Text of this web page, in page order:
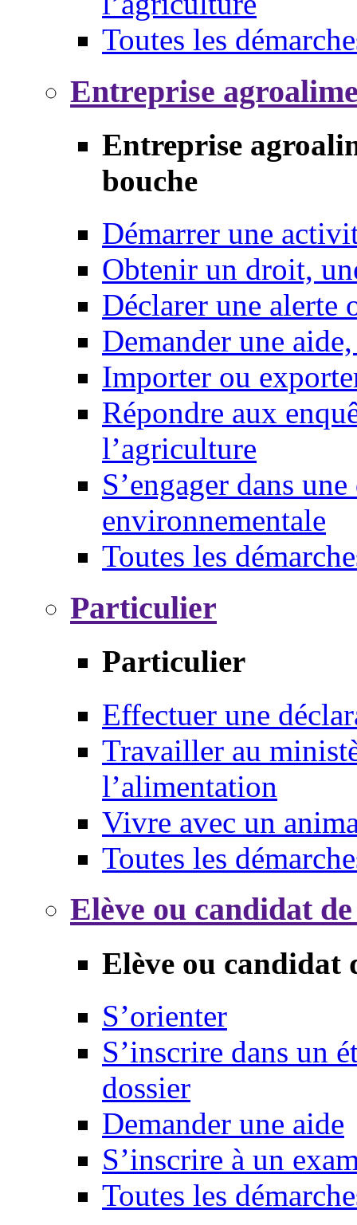
Toutes les
Entreprise
Entreprise
bouche
Démarrer une
Obtenir un droit,
Déclarer une alerte
Demander une
Importer ou
Répondre aux
l’agriculture
S’engager dans
environnementale
Toutes les
Particulier
Particulier
Effectuer une
Travailler au
l’alimentation
Vivre avec un
Toutes les
Elève ou candidat
Elève ou candidat
S’orienter
S’inscrire dans un
dossier
Demander une aide
S’inscrire à un
Toutes les